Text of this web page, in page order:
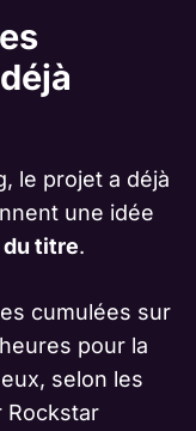
le projet a déjà
une idée
du titre.
cumulées sur
pour la
selon les
Rockstar